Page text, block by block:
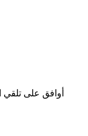
أوافق على